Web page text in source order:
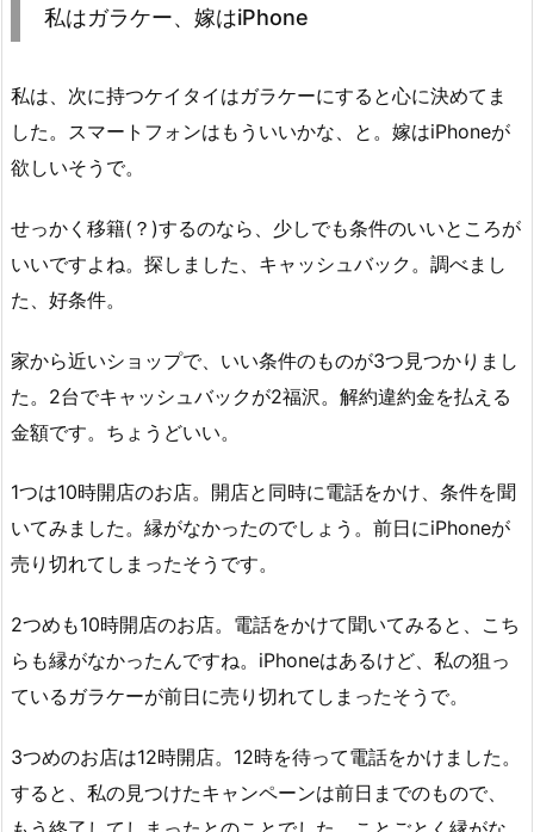
私はガラケー、嫁はiPhone
私は、次に持つケイタイはガラケーにすると心に決めてま
した。スマートフォンはもういいかな、と。嫁はiPhoneが
欲しいそうで。
せっかく移籍(？)するのなら、少しでも条件のいいところが
いいですよね。探しました、キャッシュバック。調べまし
た、好条件。
家から近いショップで、いい条件のものが3つ見つかりまし
た。2台でキャッシュバックが2福沢。解約違約金を払える
金額です。ちょうどいい。
1つは10時開店のお店。開店と同時に電話をかけ、条件を聞
いてみました。縁がなかったのでしょう。前日にiPhoneが
売り切れてしまったそうです。
2つめも10時開店のお店。電話をかけて聞いてみると、こち
らも縁がなかったんですね。iPhoneはあるけど、私の狙っ
ているガラケーが前日に売り切れてしまったそうで。
3つめのお店は12時開店。12時を待って電話をかけました。
すると、私の見つけたキャンペーンは前日までのもので、